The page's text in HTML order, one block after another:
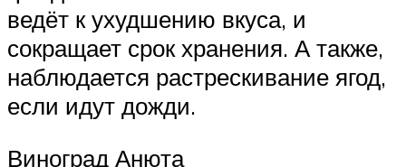
ведёт к ухудшению вкуса, и
сокращает срок хранения. А также,
наблюдается растрескивание ягод,
если идут дожди.
Виноград Анюта